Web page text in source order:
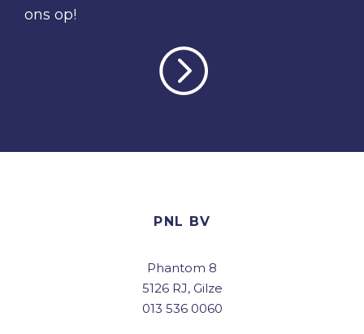
ons op!
PNL BV
Phantom 8
5126 RJ, Gilze
013 536 0060